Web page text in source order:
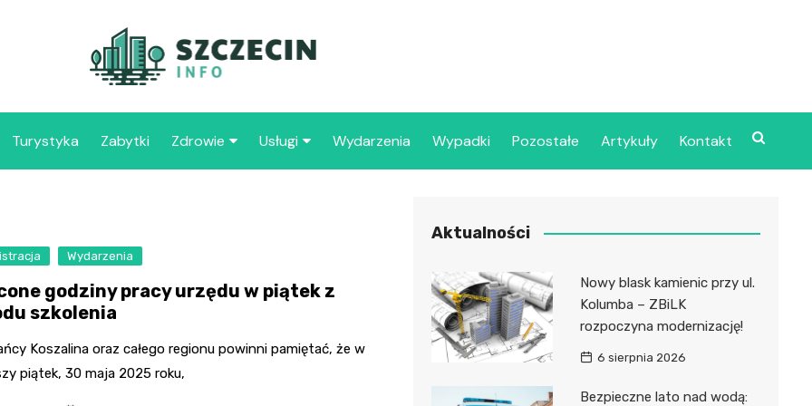
Turystyka Zabytki Zdrowie
109 Szpital Wojskowy w
Szczecinie
Samodzielny Publiczny
Specjalistyczny Zakład
Opieki Zdrowotnej
Samodzielny Publiczny
Usługi Wydarzenia Wypadki Pozostałe Artykuły Kontakt
Wydarzenia
godziny pracy urzędu w piątek z
szkolenia
Koszalina oraz całego regionu powinni pamiętać, że w
piątek, 30 maja 2025 roku,
Aktualności
Nowy blask kamienic przy ul.
Kolumba – ZBiLK
rozpoczyna modernizację!
6 sierpnia 2026
Bezpieczne lato nad wodą: